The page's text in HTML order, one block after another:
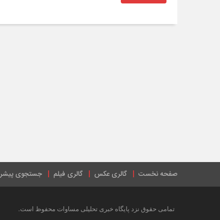
صفحه نخست گالری عکس گالری فیلم جستجوی
تمامی حقوق نزد پایگاه خبری تحلیلی مساوات محفوظ است.